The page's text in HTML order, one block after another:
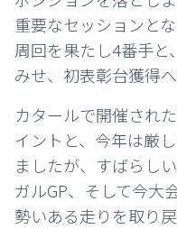
重要なセッションと
周回を果たし4番手と
みせ、初表彰台獲得
カタールで開催され
イントと、今年は厳
ましたが、すばらし
ガルGP、そして今大
勢いある走りを取り戻